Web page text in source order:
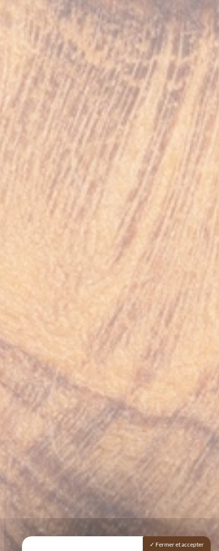
Fermer et accepter